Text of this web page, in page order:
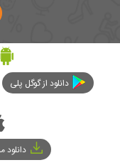
دانلود از گوگل پلی
دانلود